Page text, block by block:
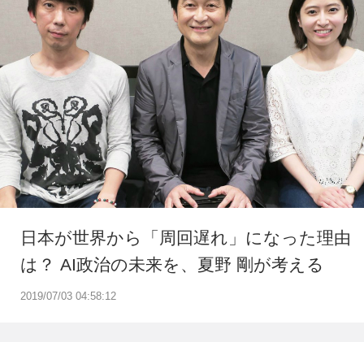
2019/07/03 04:58:12
日本が世界から「周回遅れ」になった理由
は？ AI政治の未来を、夏野 剛が考える